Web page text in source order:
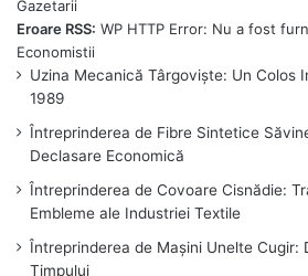
Eroare RSS: WP HTTP Error: Nu a fost
Uzina Mecanică Târgoviște: Un Colos
1989
Întreprinderea de Fibre Sintetice
Declasare Economică
Întreprinderea de Covoare Cisnădie:
Embleme ale Industriei Textile
Întreprinderea de Mașini Unelte Cugir:
Timpului